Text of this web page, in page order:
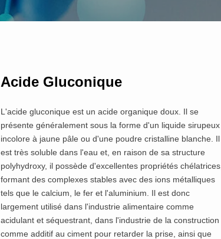
Acide Gluconique
L'acide gluconique est un acide organique doux. Il se
présente généralement sous la forme d'un liquide sirupeux
incolore à jaune pâle ou d'une poudre cristalline blanche. Il
est très soluble dans l'eau et, en raison de sa structure
polyhydroxy, il possède d'excellentes propriétés chélatrices,
formant des complexes stables avec des ions métalliques
tels que le calcium, le fer et l'aluminium. Il est donc
largement utilisé dans l'industrie alimentaire comme
acidulant et séquestrant, dans l'industrie de la construction
comme additif au ciment pour retarder la prise, ainsi que